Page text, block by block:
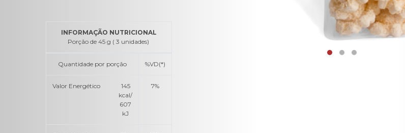
INFORMAÇÃO NUTRICIONAL
Porção de 45 g ( 3 unidades)
Quantidade por porção %VD(*)
Valor Energético
145
kcal/
607
kJ
7%